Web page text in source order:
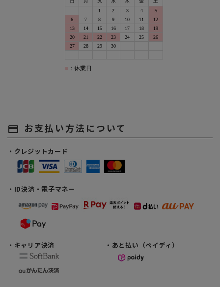
payment お支払い方法について
・クレジットカード
・ID決済・電子マネー
・キャリア決済 ・あと払い（ペイディ）